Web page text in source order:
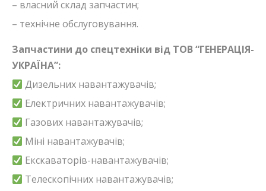
– власний склад запчастин;
– технічне обслуговування.
Запчастини до спецтехніки від ТОВ “ГЕНЕРАЦІЯ-
УКРАЇНА”:
Дизельних навантажувачів;
Електричних навантажувачів;
Газових навантажувачів;
Міні навантажувачів;
Екскаваторів-навантажувачів;
Телескопічних навантажувачів;